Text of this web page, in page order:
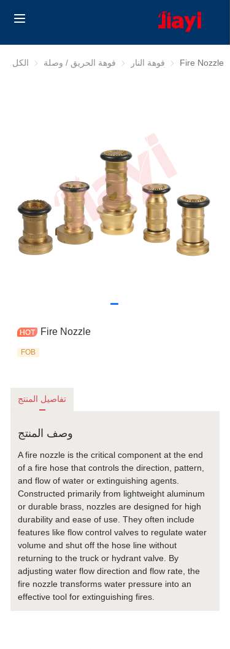
الكل فوهة الحريق / وصلة فوهة الحريق / وصلة
فوهة النار فوهة النار
Fire Nozzle
Fire Nozzle
FOB
تفاصيل المنتج
وصف المنتج
A fire nozzle is the critical component at the end
of a fire hose that controls the direction, pattern,
and flow of water or extinguishing agents.
Constructed primarily from lightweight aluminum
or durable brass, nozzles are designed for high
durability and ease of use. They often include
features like flow control valves to regulate water
volume and shut off the hose line without
returning to the truck or hydrant valve. By
adjusting water flow direction and flow rate, the
fire nozzle transforms water pressure into an
effective tool for extinguishing fires.
Contact us